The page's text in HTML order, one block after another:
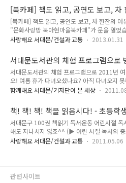
○ 참여방법 - 서대문 「100권 책 읽기」 분기
랍니다. Bookstart! 책과 함께 인생을 시작하
문구에서는 '책 읽는 서대문' 사업의 일환으로
가기념도서관, 남가좌새롬어린이도서관, 홍은
께 책과 함께 인생을 시작하자는 취지의 북스타
니다. 북스타트 운동은 1992년 영국에서 처음
친근하고 재미있는 것이라고 느끼고 평생 책과
있는 계기를 마련하는 프로그램입니다..
[북카페] 책도 읽고, 공연도 보고, 차
를 즐길 수 있는 "문화사랑방 북아현
페"가 문을 열었습니다.
[북카페] 책도 읽고, 공연도 보고, 차 한잔의 여
"문화사랑방 북아현마을북카페"가 문을 열었
공연도 보고, 차 한잔의 여유를 즐길 수 있는 아
하고 함께 즐거움을 나누기 위해 2월 2일 토요
작들의 영상을 보며 유형종 해설가의 쉽고도 재
어보는 시간을, 2월 16일에는 MBC 라디오 "우
서'를 십년간 제작한 최상일 PD가 민요 채집을
순간들을 전해드리는 시간을 마련했습니다. 절
보시기 바랍니다. "신이 내린 최고의 선물 - 불
제 : 2..
사랑해요 서대문/건설과 교통 2013.01.31
서대문도서관의 체험 프로그램으로
를!
서대문도서관의 체험 프로그램으로 2011년
요! 여름 휴가 다녀오셨나요? 아직 다녀오지
리라 생각되네요. 특히 이번 여름에는 유난히도
텐데요. 이제 아이들의 방학은 끝이 나는데 아
를 다녀오지 못한 분들 또는 좋은 추억을 만들
님들은 마음 한 켠이 조금 걸릴 거라고 생각합
분들께 좋은 프로그램을 알려드리려고 합니다.
관에서 진행중인 체험 프로그램에 대한 소식인
함께해요 서대문/기자단이 본 세상
책! 책! 책! 책을 읽읍시다! - 초등학
<100권 책 읽기>
서대문구 100권 책읽기 독서운동 어린시절 독
해도 지나치지 않죠^^ (▶ 어린 시절 독서의
100권 책읽기 사업) 서대문구에서 독서운동을
운동은 모든 학생들이 가벼운 마음으로 책을 읽
사랑해요 서대문/건설과 교통 2011.05.06
관련사이트